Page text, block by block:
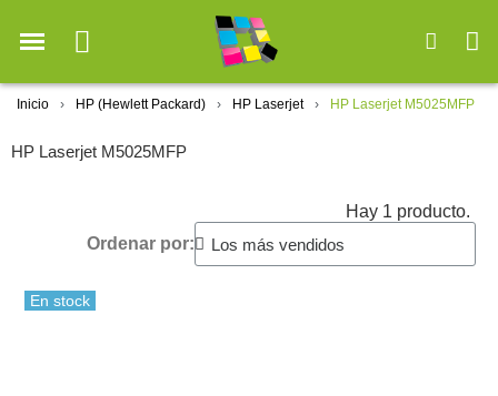
Inicio HP (Hewlett Packard) HP Laserjet HP Laserjet M5025MFP
HP Laserjet M5025MFP
Hay 1 producto.
Ordenar por:
En stock